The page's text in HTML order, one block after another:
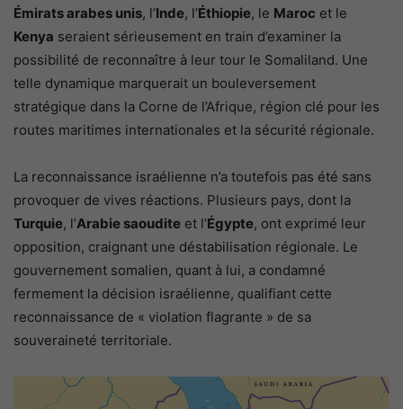
Émirats arabes unis, l’Inde, l’Éthiopie, le Maroc et le
Kenya seraient sérieusement en train d’examiner la
possibilité de reconnaître à leur tour le Somaliland. Une
telle dynamique marquerait un bouleversement
stratégique dans la Corne de l’Afrique, région clé pour les
routes maritimes internationales et la sécurité régionale.
La reconnaissance israélienne n’a toutefois pas été sans
provoquer de vives réactions. Plusieurs pays, dont la
Turquie, l’Arabie saoudite et l’Égypte, ont exprimé leur
opposition, craignant une déstabilisation régionale. Le
gouvernement somalien, quant à lui, a condamné
fermement la décision israélienne, qualifiant cette
reconnaissance de « violation flagrante » de sa
souveraineté territoriale.